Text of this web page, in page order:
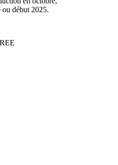
ou début 2025.